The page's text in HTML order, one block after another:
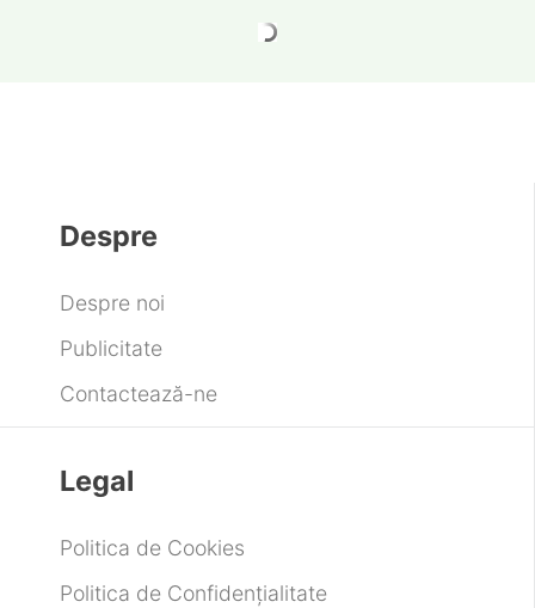
Despre
Despre noi
Publicitate
Contactează-ne
Legal
Politica de Cookies
Politica de Confidențialitate